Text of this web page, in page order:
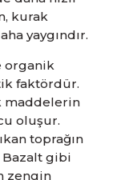
kurak
yaygındır.
organik
faktördür.
maddelerin
oluşur.
toprağın
gibi
zengin